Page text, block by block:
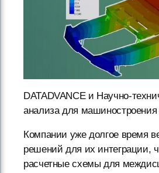
DATADVANCE и Научно-
анализа для машиностроения
Компании уже долгое время
решений для их интеграции,
расчетные схемы для